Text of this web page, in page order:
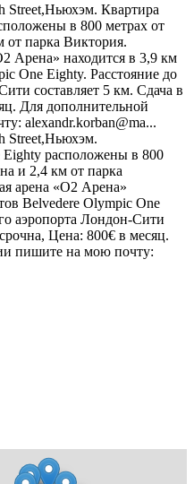
Street,Ньюхэм. Квартира
в 800 метрах от
от парка Виктория.
Арена» находится в 3,9 км
One Eighty. Расстояние до
составляет 5 км. Сдача в
Для дополнительной
alexandr.korban@ma...
Street,Ньюхэм.
расположены в 800
и 2,4 км от парка
арена «O2 Арена»
Belvedere Olympic One
аэропорта Лондон-Сити
Цена: 800€ в месяц.
пишите на мою почту: